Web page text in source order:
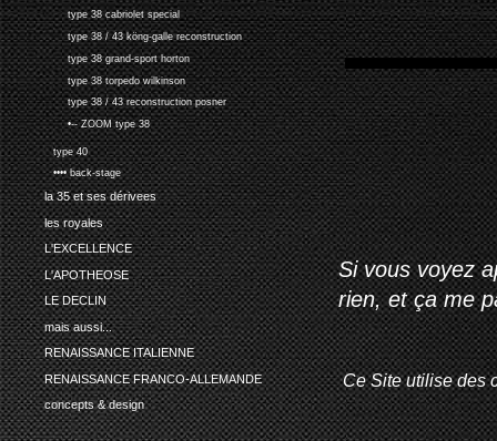
type 38 cabriolet special
type 38 / 43 köng-galle reconstruction
type 38 grand-sport horton
type 38 torpedo wilkinson
type 38 / 43 reconstruction posner
•-- ZOOM type 38
type 40
•••• back-stage
la 35 et ses dérivees
les royales
L'EXCELLENCE
L'APOTHEOSE
LE DECLIN
mais aussi...
RENAISSANCE ITALIENNE
RENAISSANCE FRANCO-ALLEMANDE
concepts & design
Si vous voyez
rien, et ça me
Ce Site utilise des